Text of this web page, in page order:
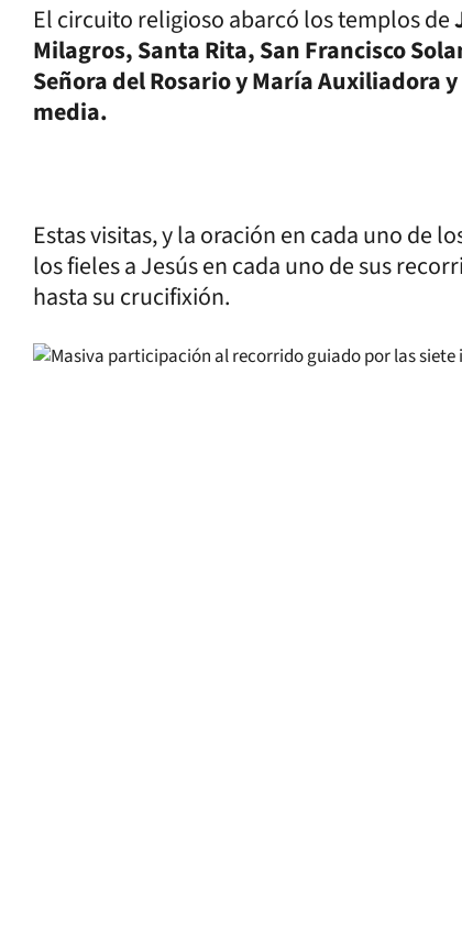
El circuito religioso abarcó los templos de
Milagros, Santa Rita, San Francisco
Señora del Rosario y María Auxiliadora
media.
Estas visitas, y la oración en cada uno de
los fieles a Jesús en cada uno de sus
hasta su crucifixión.